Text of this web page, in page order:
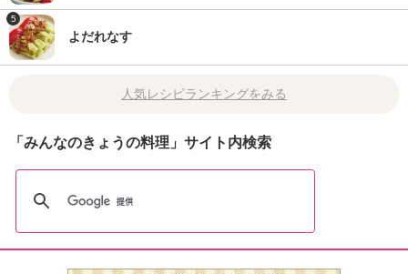
5
よだれなす
人気レシピランキングをみる
「みんなのきょうの料理」サイト内検索